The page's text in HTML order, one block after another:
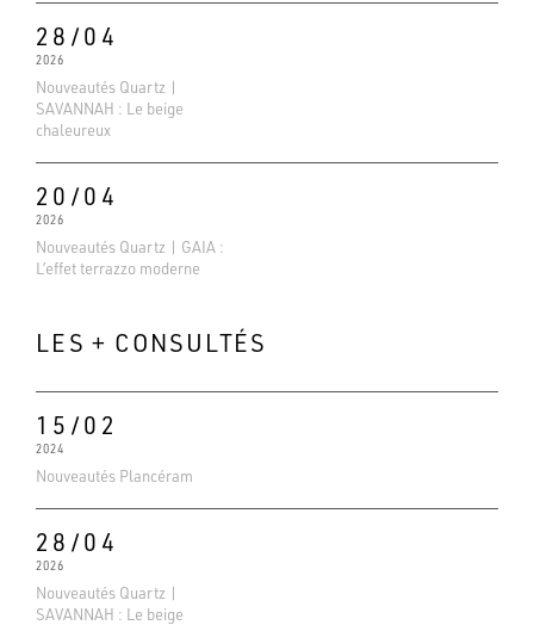
28/04
2026
Nouveautés Quartz |
SAVANNAH : Le beige
chaleureux
20/04
2026
Nouveautés Quartz | GAIA :
L’effet terrazzo moderne
LES + CONSULTÉS
15/02
2024
Nouveautés Plancéram
28/04
2026
Nouveautés Quartz |
SAVANNAH : Le beige
4.6